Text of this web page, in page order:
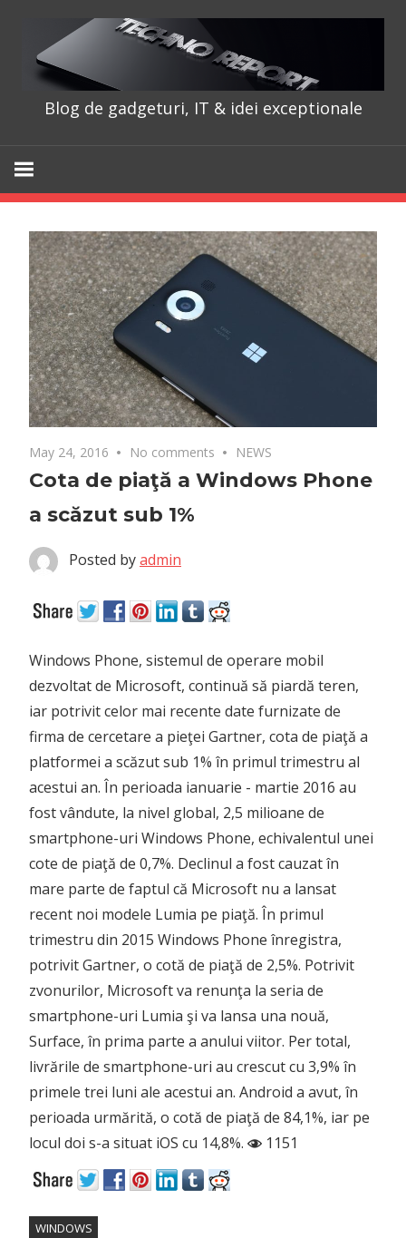
content
Blog de gadgeturi, IT & idei exceptionale
May 24, 2016 No comments NEWS
Cota de piaţă a Windows Phone
a scăzut sub 1%
Posted byadmin
Windows Phone, sistemul de operare mobil
dezvoltat de Microsoft, continuă să piardă teren,
iar potrivit celor mai recente date furnizate de
firma de cercetare a pieţei Gartner, cota de piaţă a
platformei a scăzut sub 1% în primul trimestru al
acestui an. În perioada ianuarie - martie 2016 au
fost vândute, la nivel global, 2,5 milioane de
smartphone-uri Windows Phone, echivalentul unei
cote de piaţă de 0,7%. Declinul a fost cauzat în
mare parte de faptul că Microsoft nu a lansat
recent noi modele Lumia pe piaţă. În primul
trimestru din 2015 Windows Phone înregistra,
potrivit Gartner, o cotă de piaţă de 2,5%. Potrivit
zvonurilor, Microsoft va renunţa la seria de
smartphone-uri Lumia şi va lansa una nouă,
Surface, în prima parte a anului viitor. Per total,
livrările de smartphone-uri au crescut cu 3,9% în
primele trei luni ale acestui an. Android a avut, în
perioada urmărită, o cotă de piaţă de 84,1%, iar pe
locul doi s-a situat iOS cu 14,8%.
1151
WINDOWS